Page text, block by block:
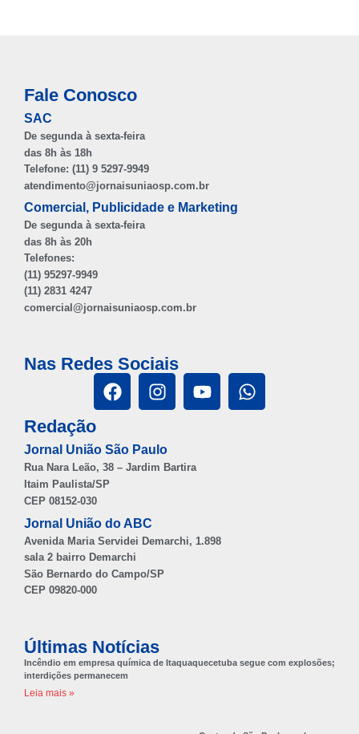
Fale Conosco
SAC
De segunda à sexta-feira
das 8h às 18h
Telefone: (11) 9 5297-9949
atendimento@jornaisuniaosp.com.br
Comercial, Publicidade e Marketing
De segunda à sexta-feira
das 8h às 20h
Telefones:
(11) 95297-9949
(11) 2831 4247
comercial@jornaisuniaosp.com.br
Nas Redes Sociais
Redação
Jornal União São Paulo
Rua Nara Leão, 38 – Jardim Bartira
Itaim Paulista/SP
CEP 08152-030
Jornal União do ABC
Avenida Maria Servidei Demarchi, 1.898
sala 2 bairro Demarchi
São Bernardo do Campo/SP
CEP 09820-000
Últimas Notícias
Incêndio em empresa química de Itaquaquecetuba segue com explosões;
interdições permanecem
Leia mais »